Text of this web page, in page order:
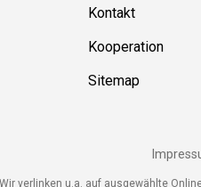
Über uns
Kontakt
Kooperation